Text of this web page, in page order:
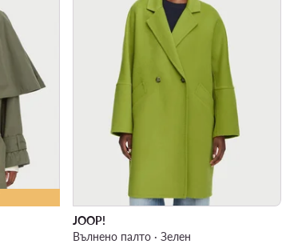
JOOP!
Вълнено палто · Зелен